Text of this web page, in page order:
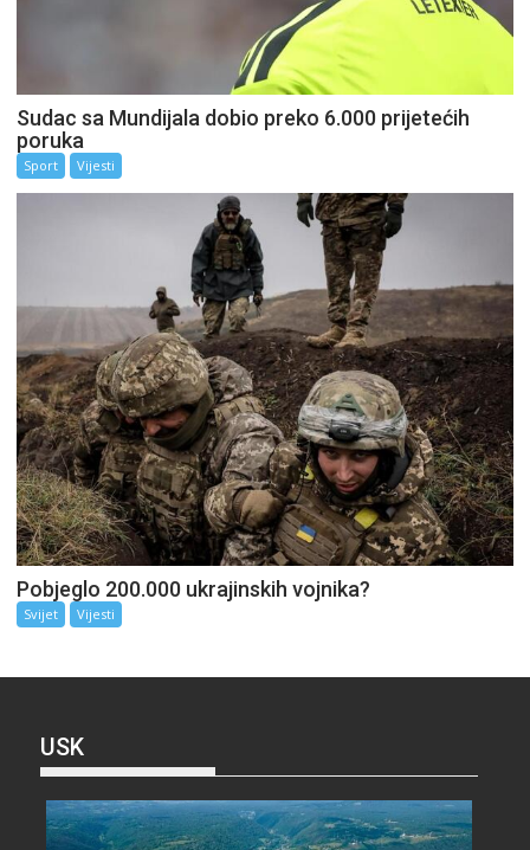
Sudac sa Mundijala dobio preko 6.000 prijetećih
poruka
Sport Vijesti
Pobjeglo 200.000 ukrajinskih vojnika?
Svijet Vijesti
USK